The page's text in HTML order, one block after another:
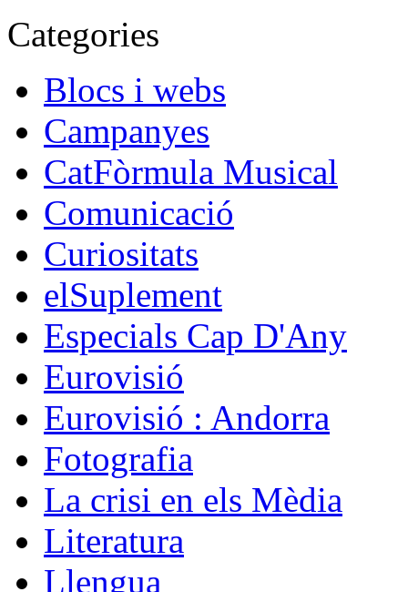
Categories
Blocs i webs
Campanyes
CatFòrmula Musical
Comunicació
Curiositats
elSuplement
Especials Cap D'Any
Eurovisió
Eurovisió : Andorra
Fotografia
La crisi en els Mèdia
Literatura
Llengua